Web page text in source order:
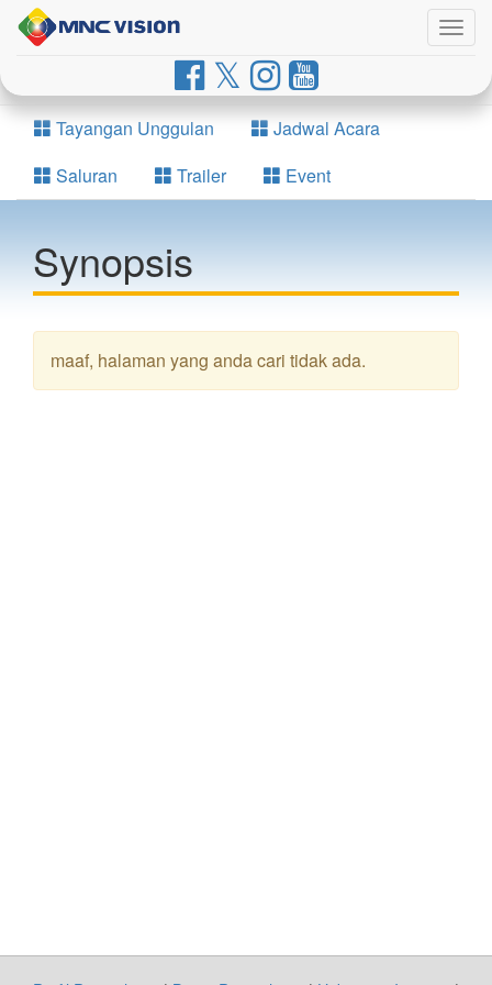
Tayangan Unggulan
Jadwal Acara
Saluran
Trailer Event
Synopsis
maaf, halaman yang anda cari tidak ada.